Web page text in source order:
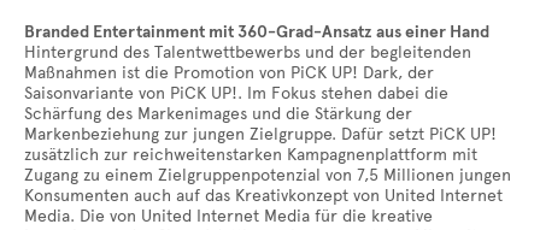
Branded Entertainment mit 360-Grad-Ansatz aus einer Hand
Hintergrund des Talentwettbewerbs und der begleitenden
Maßnahmen ist die Promotion von PiCK UP! Dark, der
Saisonvariante von PiCK UP!. Im Fokus stehen dabei die
Schärfung des Markenimages und die Stärkung der
Markenbeziehung zur jungen Zielgruppe. Dafür setzt PiCK UP!
zusätzlich zur reichweitenstarken Kampagnenplattform mit
Zugang zu einem Zielgruppenpotenzial von 7,5 Millionen jungen
Konsumenten auch auf das Kreativkonzept von United Internet
Media. Die von United Internet Media für die kreative